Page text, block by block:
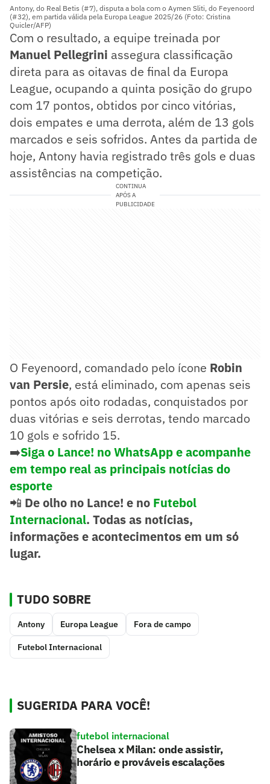
Antony, do Real Betis (#7), disputa a bola com o Aymen Sliti, do Feyenoord
(#32), em partida válida pela Europa League 2025/26 (Foto: Cristina
Quicler/AFP)
Com o resultado, a equipe treinada por
Manuel Pellegrini assegura classificação
direta para as oitavas de final da Europa
League, ocupando a quinta posição do grupo
com 17 pontos, obtidos por cinco vitórias,
dois empates e uma derrota, além de 13 gols
marcados e seis sofridos. Antes da partida de
hoje, Antony havia registrado três gols e duas
assistências na competição.
CONTINUA
APÓS A
PUBLICIDADE
O Feyenoord, comandado pelo ícone Robin
van Persie, está eliminado, com apenas seis
pontos após oito rodadas, conquistados por
duas vitórias e seis derrotas, tendo marcado
10 gols e sofrido 15.
➡️Siga o Lance! no WhatsApp e acompanhe
em tempo real as principais notícias do
esporte
📲 De olho no Lance! e no Futebol
Internacional. Todas as notícias,
informações e acontecimentos em um só
lugar.
TUDO SOBRE
Antony Europa League Fora de campo
Futebol Internacional
SUGERIDA PARA VOCÊ!
futebol internacional
Chelsea x Milan: onde assistir,
horário e prováveis escalações